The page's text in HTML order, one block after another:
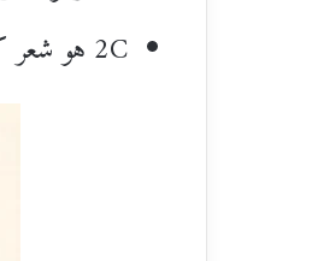
2C هو شعر كثير التموجات وأقرب للشعر الكيرلي.